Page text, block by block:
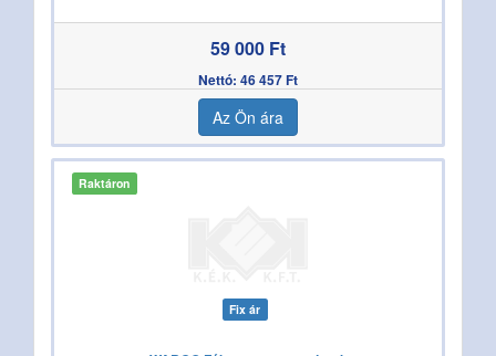
59 000 Ft
Nettó: 46 457 Ft
Az Ön ára
Raktáron
Fix ár